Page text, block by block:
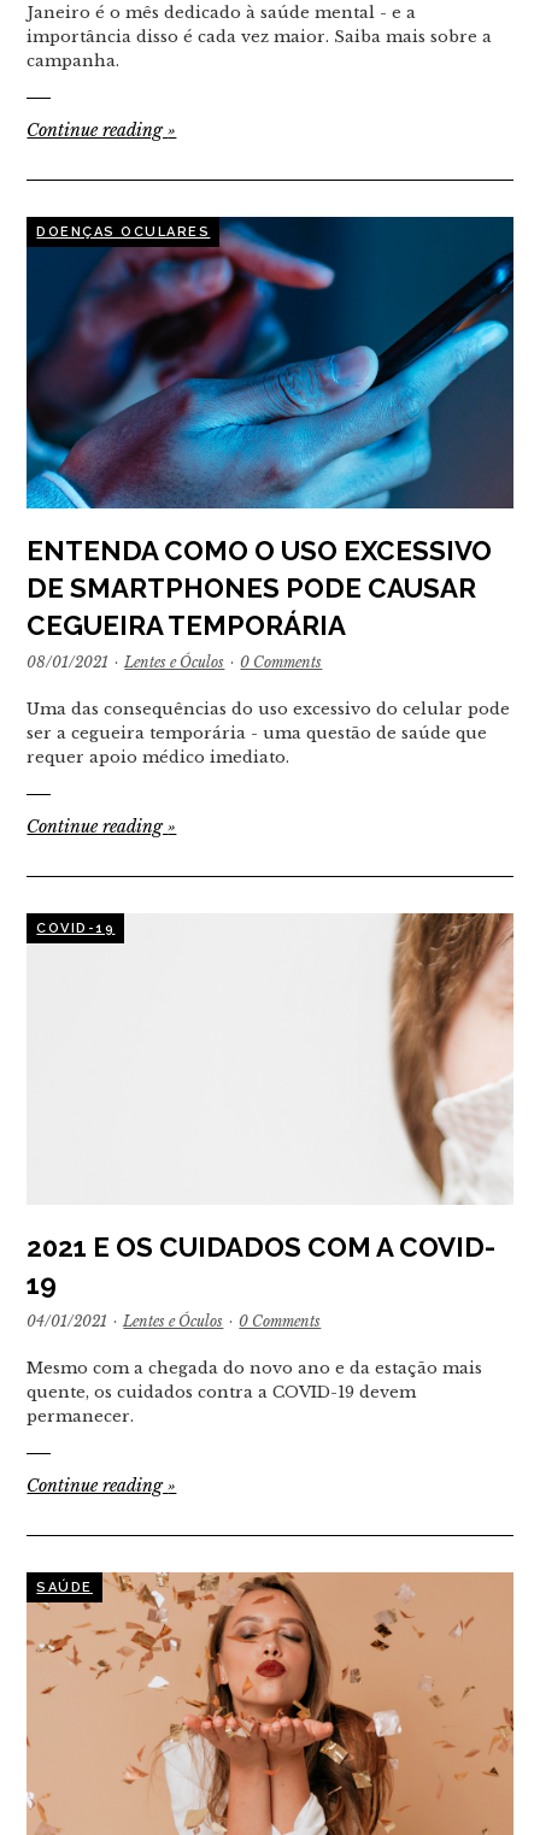
Janeiro é o mês dedicado à saúde mental - e a
importância disso é cada vez maior. Saiba mais sobre a
campanha.
Continue reading»
DOENÇAS OCULARES
ENTENDA COMO O USO EXCESSIVO
DE SMARTPHONES PODE CAUSAR
CEGUEIRA TEMPORÁRIA
08/01/2021 · Lentes e Óculos · 0 Comments
Uma das consequências do uso excessivo do celular pode
ser a cegueira temporária - uma questão de saúde que
requer apoio médico imediato.
Continue reading»
COVID-19
2021 E OS CUIDADOS COM A COVID-
19
04/01/2021 · Lentes e Óculos · 0 Comments
Mesmo com a chegada do novo ano e da estação mais
quente, os cuidados contra a COVID-19 devem
permanecer.
Continue reading»
SAÚDE